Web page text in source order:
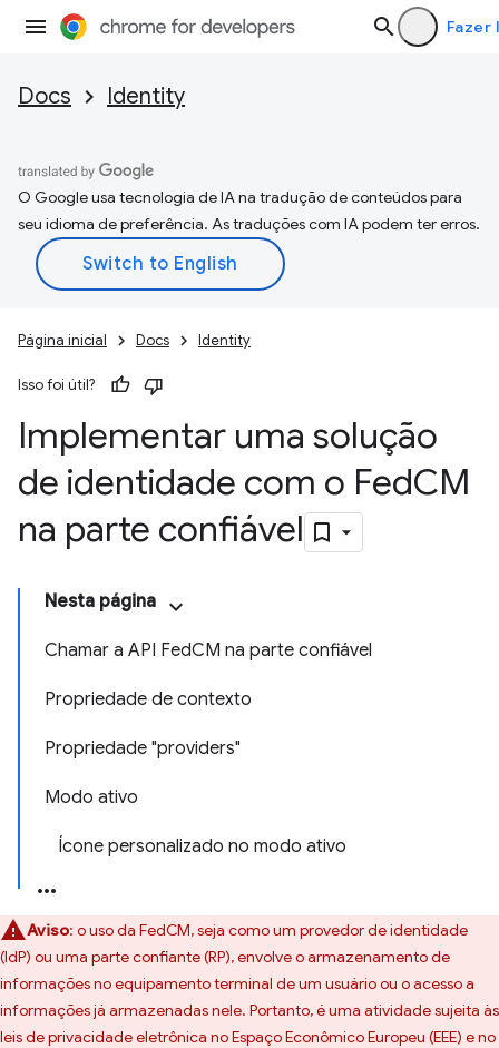
Fazer
Docs Identity
O Google usa tecnologia de IA na tradução de conteúdos para
seu idioma de preferência. As traduções com IA podem ter erros.
Página inicial Docs Identity
Isso foi útil?
Implementar uma solução
de identidade com o FedCM
na parte confiável
Nesta página
Chamar a API FedCM na parte confiável
Propriedade de contexto
Propriedade "providers"
Modo ativo
Ícone personalizado no modo ativo
Aviso: o uso da FedCM, seja como um provedor de identidade
(IdP) ou uma parte confiante (RP), envolve o armazenamento de
informações no equipamento terminal de um usuário ou o acesso a
informações já armazenadas nele. Portanto, é uma atividade sujeita às
leis de privacidade eletrônica no Espaço Econômico Europeu (EEE) e no